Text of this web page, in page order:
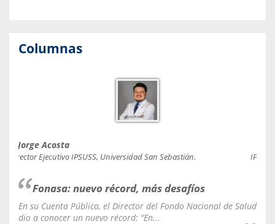
Columnas
Jorge Acosta
Director Ejecutivo IPSUSS, Universidad San Sebastián.
Fonasa: nuevo récord, más desafíos
En su Cuenta Pública, el Director del Fondo Nacional de Salud
dio a conocer un nuevo récord: “En...